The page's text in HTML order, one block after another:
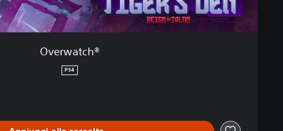
Overwatch®
PS4